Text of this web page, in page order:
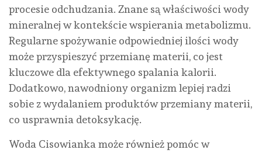
procesie odchudzania. Znane są właściwości wody
mineralnej w kontekście wspierania metabolizmu.
Regularne spożywanie odpowiedniej ilości wody
może przyspieszyć przemianę materii, co jest
kluczowe dla efektywnego spalania kalorii.
Dodatkowo, nawodniony organizm lepiej radzi
sobie z wydalaniem produktów przemiany materii,
co usprawnia detoksykację.
Woda Cisowianka może również pomóc w